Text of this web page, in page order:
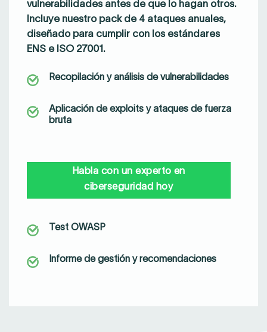
vulnerabilidades antes de que lo hagan otros.
Incluye nuestro pack de 4 ataques anuales,
diseñado para cumplir con los estándares
ENS e ISO 27001.
Recopilación y análisis de vulnerabilidades
Aplicación de exploits y ataques de fuerza
bruta
Habla con un experto en
ciberseguridad hoy
Test OWASP
Informe de gestión y recomendaciones